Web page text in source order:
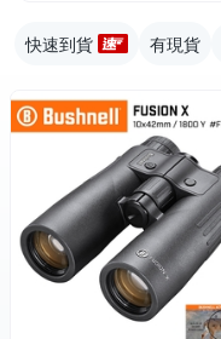
快速到貨 有現貨